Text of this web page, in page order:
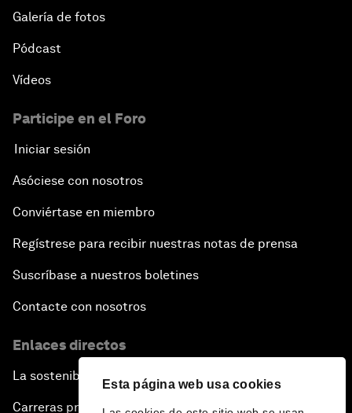
Esta página web usa cookies
Galería de fotos
Pódcast
Vídeos
Participe en el Foro
Iniciar sesión
Asóciese con nosotros
Conviértase en miembro
Regístrese para recibir nuestras notas de prensa
Suscríbase a nuestros boletines
Contacte con nosotros
Enlaces directos
La sostenibilidad en el Foro
Carreras profesionales